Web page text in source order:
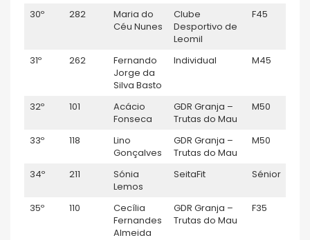
30º 282
Maria do
Céu Nunes
Clube
Desportivo de
Leomil
F45
31º 262
Fernando
Jorge da
Silva Basto
Individual M45
32º 101
Acácio
Fonseca
GDR Granja –
Trutas do Mau
M50
33º 118
Lino
Gonçalves
GDR Granja –
Trutas do Mau
M50
34º 211
Sónia
Lemos
SeitaFit Sénior
35º 110
Cecília
Fernandes
Almeida
GDR Granja –
Trutas do Mau
F35